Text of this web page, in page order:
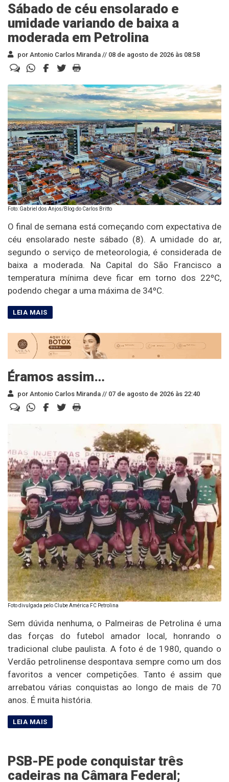
Sábado de céu ensolarado e
umidade variando de baixa a
moderada em Petrolina
por Antonio Carlos Miranda // 08 de agosto de 2026 às 08:58
Foto: Gabriel dos Anjos/Blog do Carlos Britto
O final de semana está começando com expectativa de
céu ensolarado neste sábado (8). A umidade do ar,
segundo o serviço de meteorologia, é considerada de
baixa a moderada. Na Capital do São Francisco a
temperatura mínima deve ficar em torno dos 22ºC,
podendo chegar a uma máxima de 34ºC.
Éramos assim…
por Antonio Carlos Miranda // 07 de agosto de 2026 às 22:40
Foto divulgada pelo Clube América FC Petrolina
Sem dúvida nenhuma, o Palmeiras de Petrolina é uma
das forças do futebol amador local, honrando o
tradicional clube paulista. A foto é de 1980, quando o
Verdão petrolinense despontava sempre como um dos
favoritos a vencer competições. Tanto é assim que
arrebatou várias conquistas ao longo de mais de 70
anos. É muita história.
PSB-PE pode conquistar três
cadeiras na Câmara Federal;